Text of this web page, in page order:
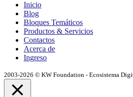
Inicio
Blog
Bloques Temáticos
Productos & Servicios
Contactos
Acerca de
Ingreso
2003-2026 © KW Foundation - Ecosistema